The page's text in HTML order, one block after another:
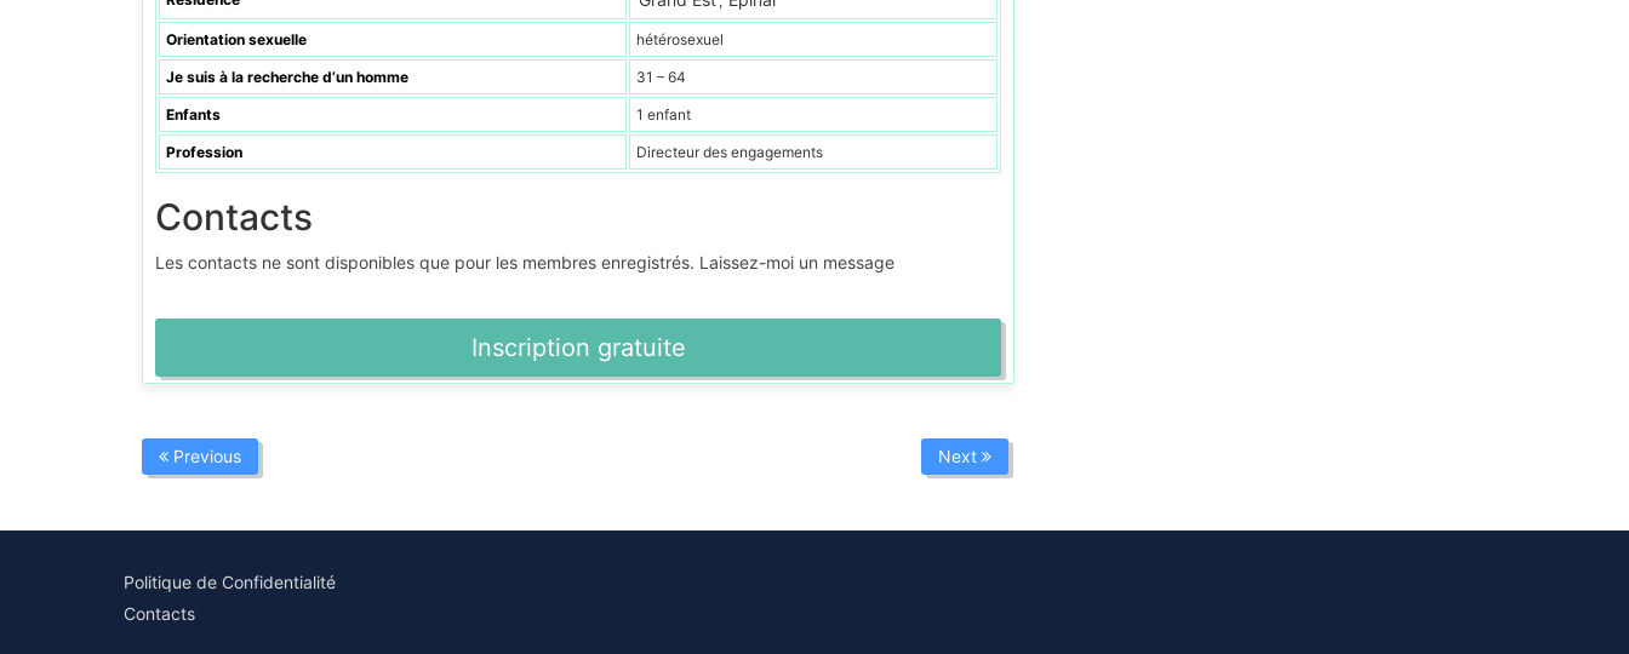
Orientation sexuelle hétérosexuel
Je suis à la recherche d’un homme 31 – 64
Enfants 1 enfant
Profession Directeur des engagements
Contacts
Les contacts ne sont disponibles que pour les membres enregistrés. Laissez-moi un message
Inscription gratuite
Previous Next
Politique de Confidentialité
Contacts